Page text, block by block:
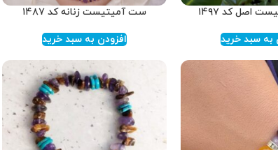
اصل کد ۱۴۹۷
به سبد خرید
ست آمیتیست زنانه کد ۱۴۸۷
افزودن به سبد خرید